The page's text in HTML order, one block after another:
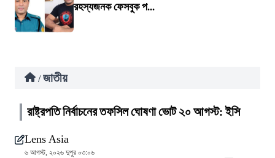
রহস্যজনক ফেসবুক প...
/ জাতীয়
রাষ্ট্রপতি নির্বাচনের তফসিল ঘোষণা ভোট ২০ আগস্ট: ইসি
Lens Asia
৬ আগস্ট, ২০২৬ দুপুর ০৩:০৬